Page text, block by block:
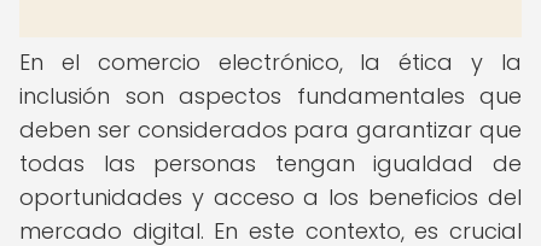
En el comercio electrónico, la ética y la
inclusión son aspectos fundamentales que
deben ser considerados para garantizar que
todas las personas tengan igualdad de
oportunidades y acceso a los beneficios del
mercado digital. En este contexto, es crucial